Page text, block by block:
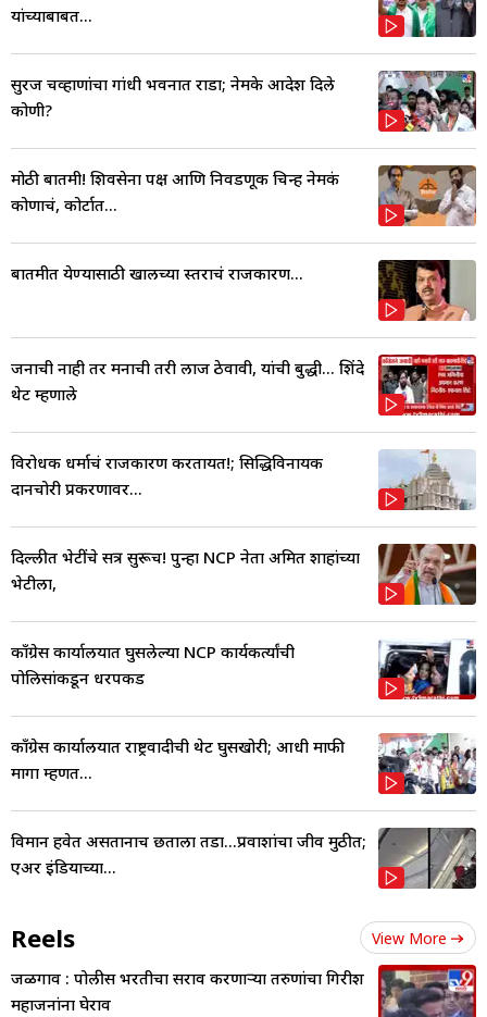
यांच्याबाबत...
सुरज चव्हाणांचा गांधी भवनात राडा; नेमके आदेश दिले
कोणी?
मोठी बातमी! शिवसेना पक्ष आणि निवडणूक चिन्ह नेमकं
कोणाचं, कोर्टात...
बातमीत येण्यासाठी खालच्या स्तराचं राजकारण...
जनाची नाही तर मनाची तरी लाज ठेवावी, यांची बुद्धी... शिंदे
थेट म्हणाले
विरोधक धर्माचं राजकारण करतायत!; सिद्धिविनायक
दानचोरी प्रकरणावर...
दिल्लीत भेटींचे सत्र सुरूच! पुन्हा NCP नेता अमित शाहांच्या
भेटीला,
काँग्रेस कार्यालयात घुसलेल्या NCP कार्यकर्त्यांची
पोलिसांकडून धरपकड
काँग्रेस कार्यालयात राष्ट्रवादीची थेट घुसखोरी; आधी माफी
मागा म्हणत...
विमान हवेत असतानाच छताला तडा...प्रवाशांचा जीव मुठीत;
एअर इंडियाच्या...
Reels View More
जळगाव : पोलीस भरतीचा सराव करणाऱ्या तरुणांचा गिरीश
महाजनांना घेराव